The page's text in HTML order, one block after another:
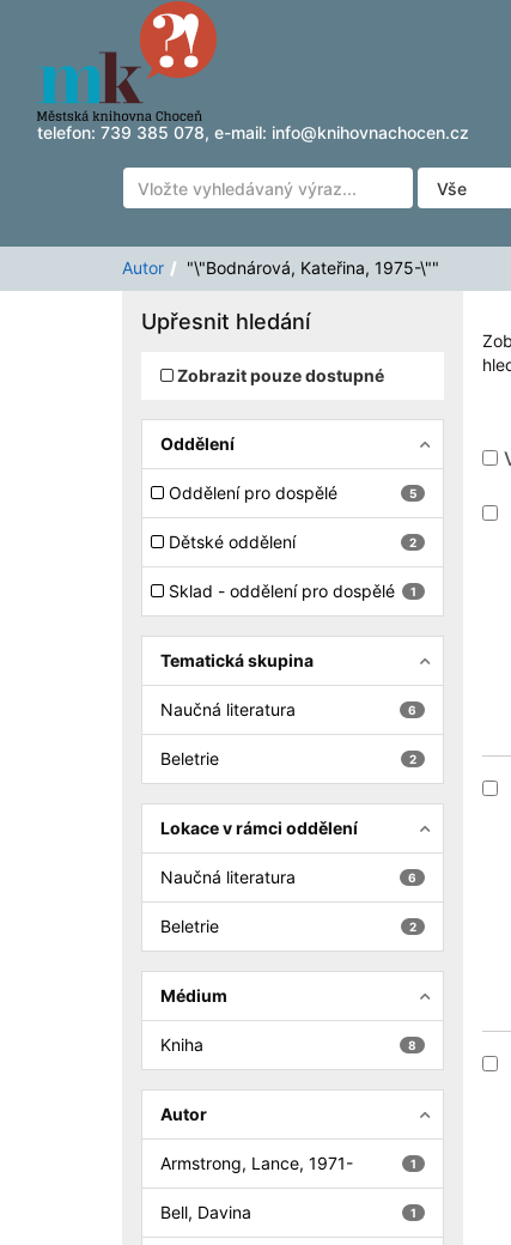
Zobrazuji výsledky1 - 8z8
Přeskočit na obsah
telefon: 739 385 078, e-mail: info@knihovnachocen.cz
Autor "\"Bodnárová, Kateřina, 1975-\""
Upřesnit hledání
Zobrazit pouze dostupné
Oddělení
5
Oddělení pro dospělé
2
Dětské oddělení
1
Sklad - oddělení pro dospělé
Tematická skupina
6
Naučná literatura
2
Beletrie
Lokace v rámci oddělení
6
Naučná literatura
2
Beletrie
Médium
8
Kniha
Autor
1
Armstrong, Lance, 1971-
1
Bell, Davina